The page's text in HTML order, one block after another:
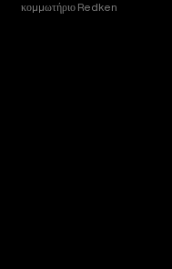
κομμωτήριο Redken